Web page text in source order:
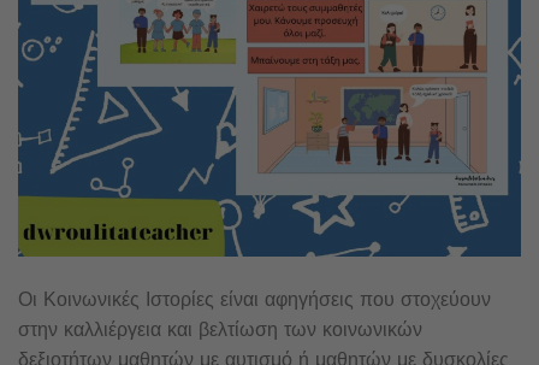
Οι Κοινωνικές Ιστορίες είναι αφηγήσεις που στοχεύουν
στην καλλιέργεια και βελτίωση των κοινωνικών
δεξιοτήτων μαθητών με αυτισμό ή μαθητών με δυσκολίες